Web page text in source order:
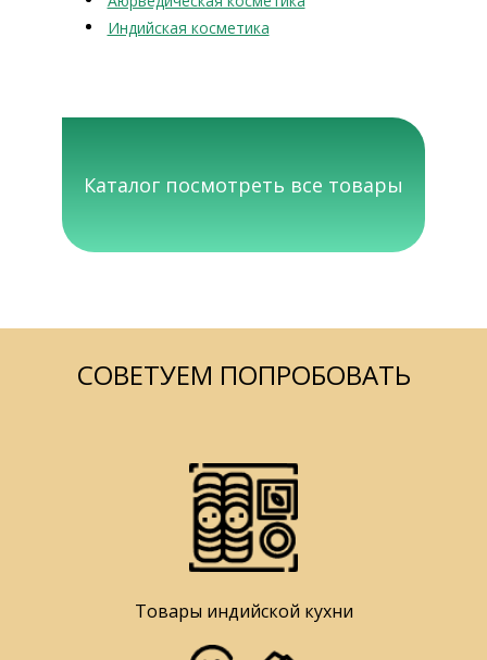
Индийская косметика
Каталог посмотреть все товары
СОВЕТУЕМ ПОПРОБОВАТЬ
Товары индийской кухни